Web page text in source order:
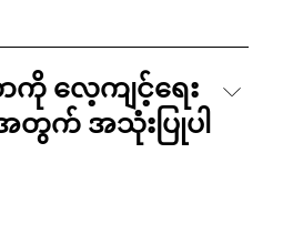
ကို လေ့ကျင့်ရေး
က် အသုံးပြုပါ